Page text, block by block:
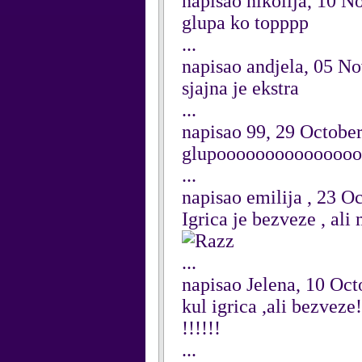
glupa ko topppp
...
napisao andjela, 05
sjajna je ekstra
...
napisao 99, 29
...
napisao emilija , 23
Igrica je bezveze , ali
...
napisao Jelena, 10
kul igrica ,ali
!!!!!!
...